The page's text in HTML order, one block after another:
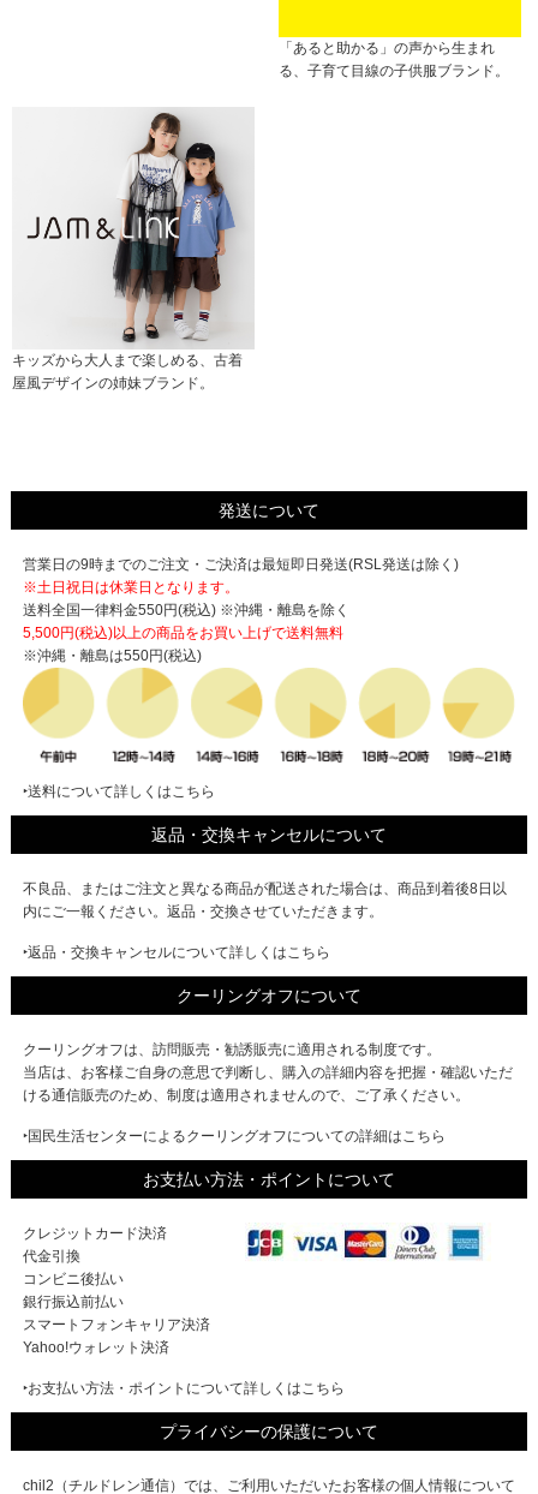
「あると助かる」の声から生まれ
る、子育て目線の子供服ブランド。
キッズから大人まで楽しめる、古着
屋風デザインの姉妹ブランド。
発送について
営業日の9時までのご注文・ご決済は最短即日発送(RSL発送は除く)
※土日祝日は休業日となります。
送料全国一律料金550円(税込) ※沖縄・離島を除く
5,500円(税込)以上の商品をお買い上げで送料無料
※沖縄・離島は550円(税込)
‣送料について詳しくはこちら
返品・交換キャンセルについて
不良品、またはご注文と異なる商品が配送された場合は、商品到着後8日以
内にご一報ください。返品・交換させていただきます。
‣返品・交換キャンセルについて詳しくはこちら
クーリングオフについて
クーリングオフは、訪問販売・勧誘販売に適用される制度です。
当店は、お客様ご自身の意思で判断し、購入の詳細内容を把握・確認いただ
ける通信販売のため、制度は適用されませんので、ご了承ください。
‣国民生活センターによるクーリングオフについての詳細はこちら
お支払い方法・ポイントについて
クレジットカード決済
代金引換
コンビニ後払い
銀行振込前払い
スマートフォンキャリア決済
Yahoo!ウォレット決済
‣お支払い方法・ポイントについて詳しくはこちら
プライバシーの保護について
chil2（チルドレン通信）では、ご利用いただいたお客様の個人情報について